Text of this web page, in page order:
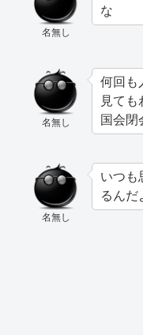
名無し
な
名無し
何回も
見ても
国会閉
名無し
いつも
るんだ